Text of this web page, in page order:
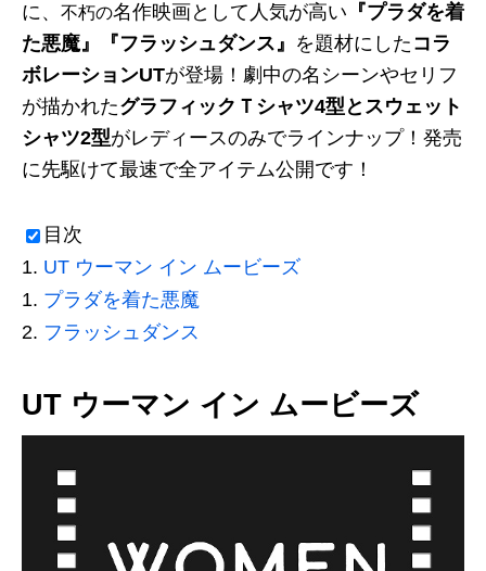
に、 不朽の名作映画として人気が高い 『プラダを着
た悪魔』『フラッシュダンス』 を題材にした コラ
ボレーションUTが登場！劇中の名シーンやセリフ
が描かれたグラフィックＴシャツ4型とスウェット
シャツ2型がレディースのみでラインナップ！発売
に先駆けて最速で全アイテム公開です！
目次
UT ウーマン イン ムービーズ
プラダを着た悪魔
フラッシュダンス
UT ウーマン イン ムービーズ